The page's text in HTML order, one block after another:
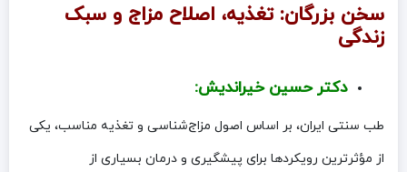
سخن بزرگان: تغذیه، اصلاح مزاج و سبک
زندگی
دکتر حسین خیراندیش:
طب سنتی ایران، بر اساس اصول مزاج‌شناسی و تغذیه مناسب، یکی
از مؤثرترین رویکردها برای پیشگیری و درمان بسیاری از